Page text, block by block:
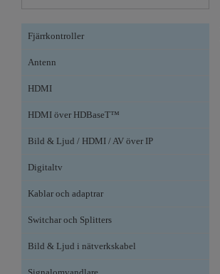
Fjärrkontroller
Antenn
HDMI
HDMI över HDBaseT™
Bild & Ljud / HDMI / AV över IP
Digitaltv
Kablar och adaptrar
Switchar och Splitters
Bild & Ljud i nätverkskabel